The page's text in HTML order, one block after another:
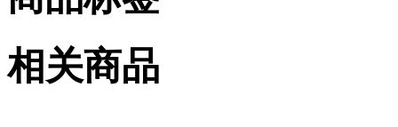
相关商品